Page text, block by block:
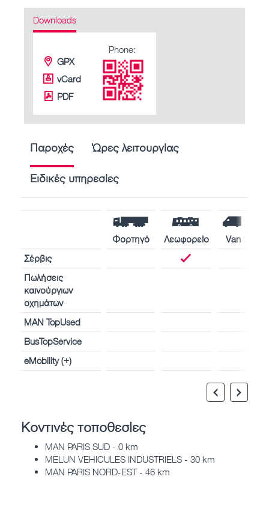
Downloads
GPX
vCard
PDF
Phone:
Παροχές Ώρες λειτουργίας
Ειδικές υπηρεσίες
Φορτηγό Λεωφορείο
Van
Σέρβις
Πωλήσεις
καινούργιων
οχημάτων
MAN TopUsed
BusTopService
eMobility (+)
Κοντινές τοποθεσίες
MAN PARIS SUD - 0 km
MELUN VEHICULES INDUSTRIELS - 30 km
MAN PARIS NORD-EST - 46 km